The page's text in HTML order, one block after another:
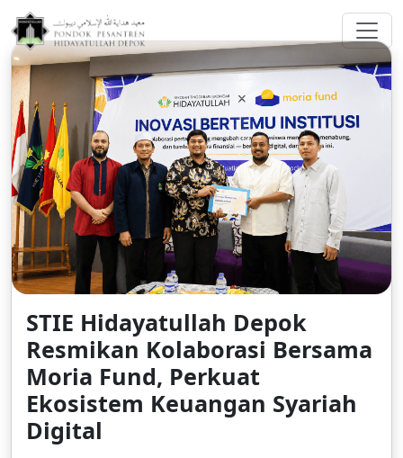
greenberggrossllp.com
STIE Hidayatullah Depok
Resmikan Kolaborasi Bersama
Moria Fund, Perkuat
Ekosistem Keuangan Syariah
Digital